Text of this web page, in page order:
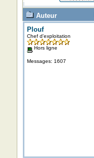
Auteur
Plouf
Chef d'exploitation
Hors ligne
Messages: 1607